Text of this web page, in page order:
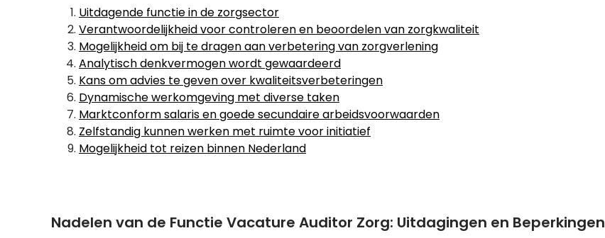
Uitdagende functie in de zorgsector
Verantwoordelijkheid voor controleren en beoordelen van zorgkwaliteit
Mogelijkheid om bij te dragen aan verbetering van zorgverlening
Analytisch denkvermogen wordt gewaardeerd
Kans om advies te geven over kwaliteitsverbeteringen
Dynamische werkomgeving met diverse taken
Marktconform salaris en goede secundaire arbeidsvoorwaarden
Zelfstandig kunnen werken met ruimte voor initiatief
Mogelijkheid tot reizen binnen Nederland
Nadelen van de Functie Vacature Auditor Zorg: Uitdagingen en Beperkingen